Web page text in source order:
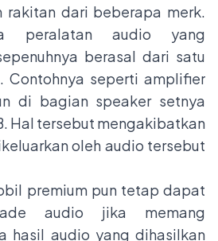
rakitan dari beberapa merk.
peralatan audio yang
berasal dari satu
Contohnya seperti amplifier
di bagian speaker setnya
Hal tersebut mengakibatkan
oleh audio tersebut
premium pun tetap dapat
audio jika memang
hasil audio yang dihasilkan